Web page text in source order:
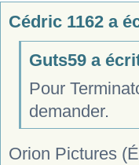
Cédric 1162 a
Guts59 a
Pour
demander.
Orion Pictures